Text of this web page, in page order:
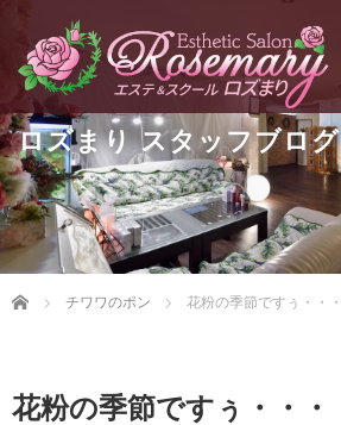
ロズまり スタッフブログ
Home チワワのポン 花粉の季節ですぅ・・・
花粉の季節ですぅ・・・